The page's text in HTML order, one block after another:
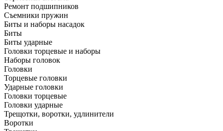
Ремонт подшипников
Съемники пружин
Биты и наборы насадок
Биты
Биты ударные
Головки торцевые и наборы
Наборы головок
Головки
Торцевые головки
Ударные головки
Головки торцевые
Головки ударные
Трещотки, воротки, удлинители
Воротки